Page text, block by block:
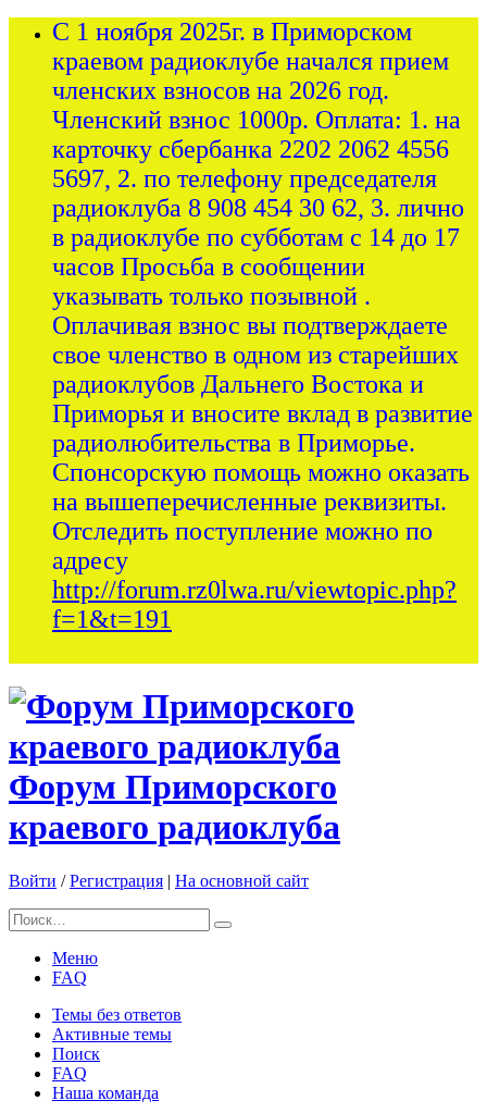
С 1 ноября 2025г. в Приморском
краевом радиоклубе начался прием
членских взносов на 2026 год.
Членский взнос 1000р. Оплата: 1. на
карточку сбербанка 2202 2062 4556
5697, 2. по телефону председателя
радиоклуба 8 908 454 30 62, 3. лично
в радиоклубе по субботам с 14 до 17
часов Просьба в сообщении
указывать только позывной .
Оплачивая взнос вы подтверждаете
свое членство в одном из старейших
радиоклубов Дальнего Востока и
Приморья и вносите вклад в развитие
радиолюбительства в Приморье.
Спонсорскую помощь можно оказать
на вышеперечисленные реквизиты.
Отследить поступление можно по
адресу
http://forum.rz0lwa.ru/viewtopic.php?
f=1&t=191
Форум Приморского
краевого радиоклуба
Войти /Регистрация | На основной сайт
Меню
FAQ
Темы без ответов
Активные темы
Поиск
FAQ
Наша команда